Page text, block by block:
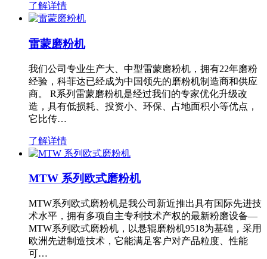
了解详情
雷蒙磨粉机
我们公司专业生产大、中型雷蒙磨粉机，拥有22年磨粉
经验，科菲达已经成为中国领先的磨粉机制造商和供应
商。 R系列雷蒙磨粉机是经过我们的专家优化升级改
造，具有低损耗、投资小、环保、占地面积小等优点，
它比传…
了解详情
MTW 系列欧式磨粉机
MTW系列欧式磨粉机是我公司新近推出具有国际先进技
术水平，拥有多项自主专利技术产权的最新粉磨设备—
MTW系列欧式磨粉机，以悬辊磨粉机9518为基础，采用
欧洲先进制造技术，它能满足客户对产品粒度、性能
可…